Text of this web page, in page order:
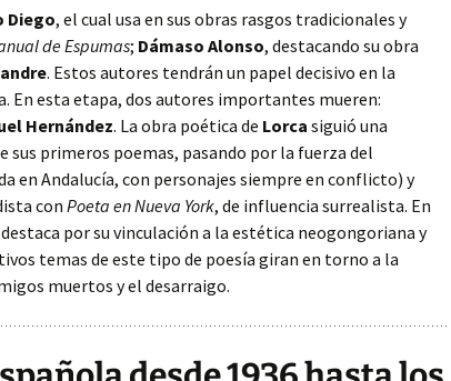
Diego, el cual usa en sus obras rasgos tradicionales y
de Espumas; Dámaso Alonso, destacando su obra
. Estos autores tendrán un papel decisivo en la
En esta etapa, dos autores importantes mueren:
Hernández. La obra poética de Lorca siguió una
sus primeros poemas, pasando por la fuerza del
en Andalucía, con personajes siempre en conflicto) y
con Poeta en Nueva York, de influencia surrealista. En
por su vinculación a la estética neogongoriana y
temas de este tipo de poesía giran en torno a la
muertos y el desarraigo.